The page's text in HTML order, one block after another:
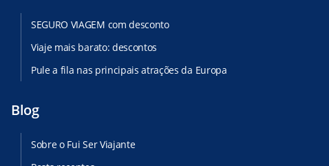
SEGURO VIAGEM com desconto
Viaje mais barato: descontos
Pule a fila nas principais atrações da Europa
Blog
Sobre o Fui Ser Viajante